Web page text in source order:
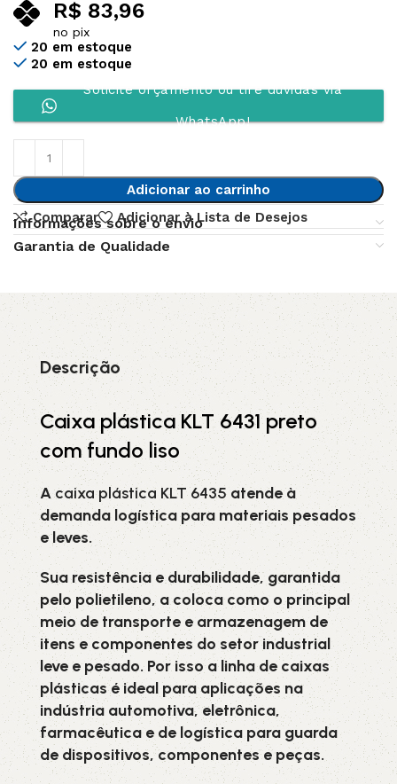
R$ 83,96
no pix
20 em estoque
20 em estoque
Solicite orçamento ou tire dúvidas via
WhatsApp!
Adicionar ao carrinho
Comparar
Adicionar à Lista de Desejos
Informações sobre o envio
Garantia de Qualidade
Descrição
Caixa plástica KLT 6431 preto
com fundo liso
Acaixa plástica KLT 6435 atende à
demanda logística para materiais pesados
e leves.
Sua resistência e durabilidade, garantida
pelo polietileno, a coloca como o principal
meio de transporte e armazenagem de
itens e componentes do setor industrial
leve e pesado. Por isso a linha de caixas
plásticas é ideal para aplicações na
indústria automotiva, eletrônica,
farmacêutica e de logística para guarda
de dispositivos, componentes e peças.